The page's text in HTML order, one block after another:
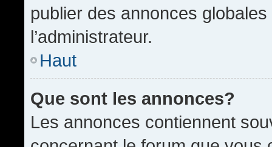
publier des annonces
l’administrateur.
Haut
Que sont les annonces?
Les annonces contiennent